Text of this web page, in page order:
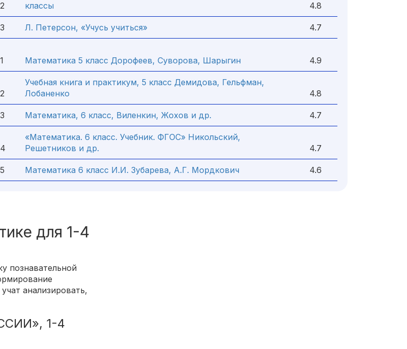
классы
4.8
Л. Петерсон, «Учусь учиться» 4.7
Математика 5 класс Дорофеев, Суворова, Шарыгин 4.9
Учебная книга и практикум, 5 класс Демидова, Гельфман,
Лобаненко
4.8
Математика, 6 класс, Виленкин, Жохов и др. 4.7
«Математика. 6 класс. Учебник. ФГОС» Никольский,
Решетников и др.
4.7
Математика 6 класс И.И. Зубарева, А.Г. Мордкович 4.6
для 1-4
познавательной
анализировать,
1-4